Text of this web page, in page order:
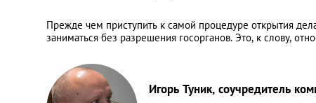
Прежде чем приступить к самой процедуре открытия
заниматься без разрешения госорганов. Это, к слову,
Игорь Туник, соучредитель